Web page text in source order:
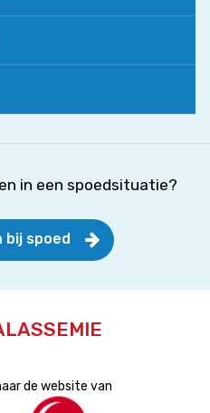
in een spoedsituatie?
bij spoed
de website van